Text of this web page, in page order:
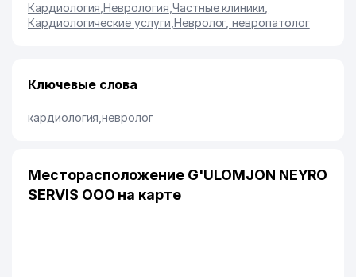
Кардиология ,Неврология Частные клиники
Кардиологические услуги Невролог, невропатолог
Ключевые слова
кардиология ,невролог
Месторасположение G'ULOMJON NEYRO
SERVIS ООО на карте